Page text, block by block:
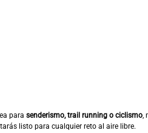
para senderismo, trail running o ciclismo,
listo para cualquier reto al aire libre.